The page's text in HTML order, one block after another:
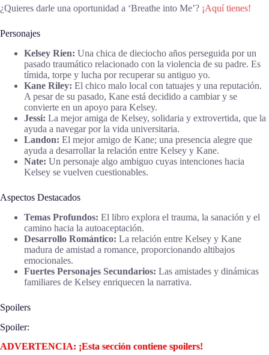
¿Quieres darle una oportunidad a ‘Breathe into Me’? ¡Aquí tienes!
Personajes
Kelsey Rien: Una chica de dieciocho años perseguida por un
pasado traumático relacionado con la violencia de su padre. Es
tímida, torpe y lucha por recuperar su antiguo yo.
Kane Riley: El chico malo local con tatuajes y una reputación.
A pesar de su pasado, Kane está decidido a cambiar y se
convierte en un apoyo para Kelsey.
Jessi: La mejor amiga de Kelsey, solidaria y extrovertida, que la
ayuda a navegar por la vida universitaria.
Landon: El mejor amigo de Kane; una presencia alegre que
ayuda a desarrollar la relación entre Kelsey y Kane.
Nate: Un personaje algo ambiguo cuyas intenciones hacia
Kelsey se vuelven cuestionables.
Aspectos Destacados
Temas Profundos: El libro explora el trauma, la sanación y el
camino hacia la autoaceptación.
Desarrollo Romántico: La relación entre Kelsey y Kane
madura de amistad a romance, proporcionando altibajos
emocionales.
Fuertes Personajes Secundarios: Las amistades y dinámicas
familiares de Kelsey enriquecen la narrativa.
Spoilers
Spoiler:
ADVERTENCIA: ¡Esta sección contiene spoilers!